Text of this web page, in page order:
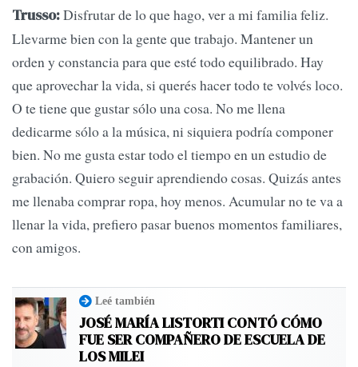
Trusso:Disfrutar de lo que hago, ver a mi familia feliz.
Llevarme bien con la gente que trabajo. Mantener un
orden y constancia para que esté todo equilibrado. Hay
que aprovechar la vida, si querés hacer todo te volvés loco.
O te tiene que gustar sólo una cosa. No me llena
dedicarme sólo a la música, ni siquiera podría componer
bien. No me gusta estar todo el tiempo en un estudio de
grabación. Quiero seguir aprendiendo cosas. Quizás antes
me llenaba comprar ropa, hoy menos. Acumular no te va a
llenar la vida, prefiero pasar buenos momentos familiares,
con amigos.
Leé también
JOSÉ MARÍA LISTORTI CONTÓ CÓMO
FUE SER COMPAÑERO DE ESCUELA DE
LOS MILEI